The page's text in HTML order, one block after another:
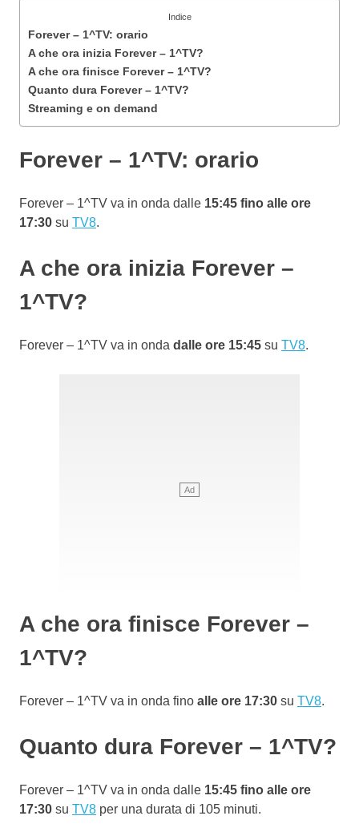
Indice
Forever – 1^TV: orario
A che ora inizia Forever – 1^TV?
A che ora finisce Forever – 1^TV?
Quanto dura Forever – 1^TV?
Streaming e on demand
Forever – 1^TV: orario
Forever – 1^TV va in onda dalle 15:45 fino alle ore
17:30 su TV8.
A che ora inizia Forever –
1^TV?
Forever – 1^TV va in onda dalle ore 15:45 su TV8.
A che ora finisce Forever –
1^TV?
Forever – 1^TV va in onda fino alle ore 17:30 su TV8.
Quanto dura Forever – 1^TV?
Forever – 1^TV va in onda dalle 15:45 fino alle ore
17:30 su TV8 per una durata di 105 minuti.